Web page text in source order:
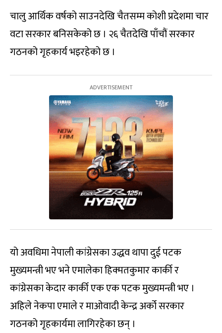
चालु आर्थिक वर्षको साउनदेखि चैतसम्म कोशी प्रदेशमा चार
वटा सरकार बनिसकेको छ । २६ चैतदेखि पाँचौं सरकार
गठनको गृहकार्य भइरहेको छ ।
यो अवधिमा नेपाली कांग्रेसका उद्धव थापा दुई पटक
मुख्यमन्त्री भए भने एमालेका हिक्मतकुमार कार्की र
कांग्रेसका केदार कार्की एक एक पटक मुख्यमन्त्री भए ।
अहिले नेकपा एमाले र माओवादी केन्द्र अर्को सरकार
गठनको गृहकार्यमा लागिरहेका छन् ।